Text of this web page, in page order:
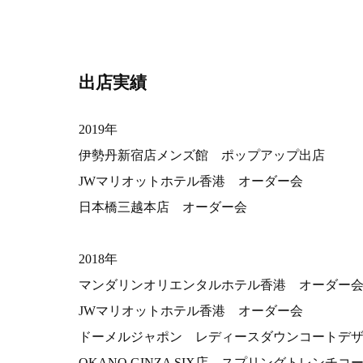
出店実績
2019年
伊勢丹新宿店メンズ館 ポップアップ出店
JWマリオットホテル香港 オーダー会
日本橋三越本店 オーダー会
2018年
マンダリンオリエンタルホテル香港 オーダー会
JWマリオットホテル香港 オーダー会
ドーメルジャポン レディースダウンコートデ